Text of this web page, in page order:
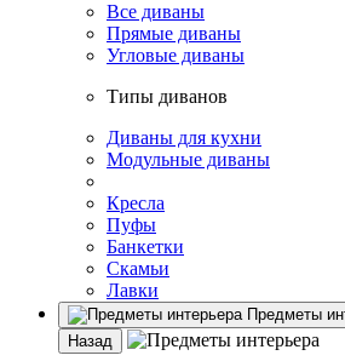
Все диваны
Прямые диваны
Угловые диваны
Типы диванов
Диваны для кухни
Модульные диваны
Кресла
Пуфы
Банкетки
Скамьи
Лавки
Предметы
Назад